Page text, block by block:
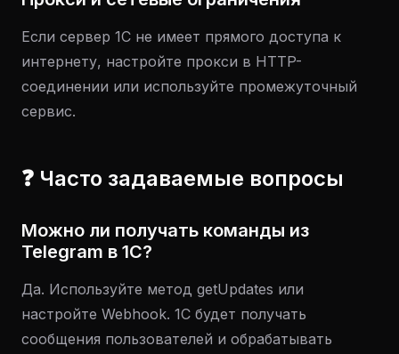
Если сервер 1С не имеет прямого доступа к
интернету, настройте прокси в HTTP-
соединении или используйте промежуточный
сервис.
❓ Часто задаваемые вопросы
Можно ли получать команды из
Telegram в 1С?
Да. Используйте метод getUpdates или
настройте Webhook. 1С будет получать
сообщения пользователей и обрабатывать